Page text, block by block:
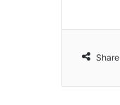
Share